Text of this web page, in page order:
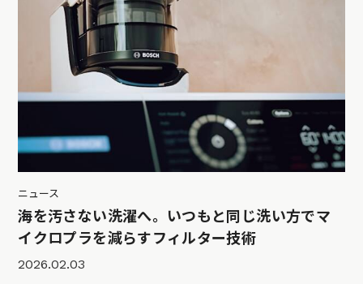
ニュース
海を汚さない洗濯へ。いつもと同じ洗い方でマ
イクロプラを減らすフィルター技術
2026.02.03